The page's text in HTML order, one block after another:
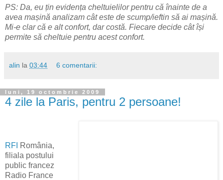
PS: Da, eu țin evidența cheltuielilor pentru că înainte de a
avea mașină analizam cât este de scump/ieftin să ai mașină.
Mi-e clar că e alt confort, dar costă. Fiecare decide cât își
permite să cheltuie pentru acest confort.
alin la 03:44 6 comentarii:
luni, 19 octombrie 2009
4 zile la Paris, pentru 2 persoane!
RFI România,
filiala postului
public francez
Radio France